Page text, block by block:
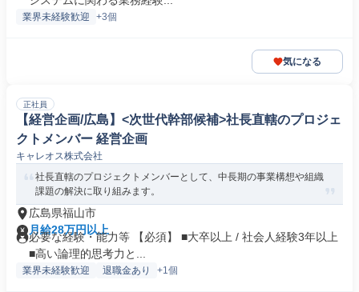
業界未経験歓迎 +3個
気になる
正社員
【経営企画/広島】<次世代幹部候補>社長直轄のプロジェ
クトメンバー 経営企画
キャレオス株式会社
社長直轄のプロジェクトメンバーとして、中長期の事業構想や組織
課題の解決に取り組みます。
広島県福山市
月給28万円以上
必要な経験・能力等 【必須】 ■大卒以上 / 社会人経験3年以上
■高い論理的思考力と...
業界未経験歓迎 退職金あり +1個